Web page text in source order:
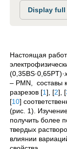
Display full
Настоящая
(0,35BS·0,65PT)·
– PMN, составы
разрезов [1] [2] [
[10]
(рис. 1).
получить более
твердых
влиянии